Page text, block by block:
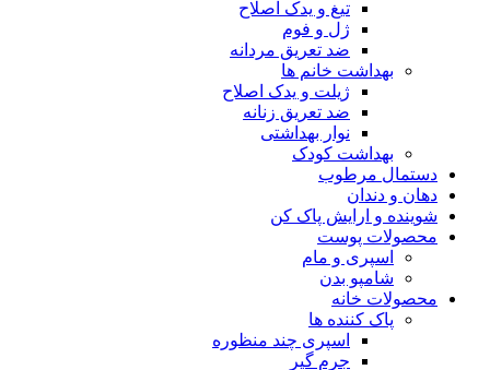
تیغ و یدک اصلاح
ژل و فوم
ضد تعریق مردانه
بهداشت خانم ها
ژیلت و یدک اصلاح
ضد تعریق زنانه
نوار بهداشتی
بهداشت کودک
دستمال مرطوب
دهان و دندان
شوینده و ارایش پاک کن
محصولات پوست
اسپری و مام
شامپو بدن
محصولات خانه
پاک کننده ها
اسپری چند منظوره
جرم گیر